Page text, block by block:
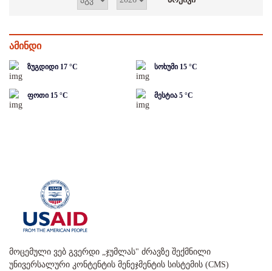
ამინდი
ზუგდიდი 17 °C სოხუმი 15 °C
ფოთი 15 °C მესტია 5 °C
მოცემული ვებ გვერდი „ჯუმლას" ძრავზე შექმნილი
უნივერსალური კონტენტის მენეჯმენტის სისტემის (CMS)